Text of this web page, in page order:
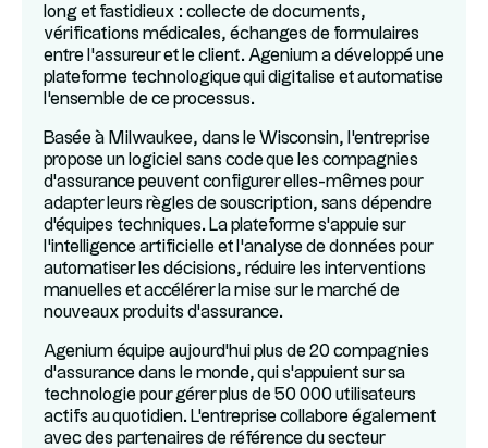
long et fastidieux : collecte de documents,
vérifications médicales, échanges de formulaires
entre l'assureur et le client. Agenium a développé une
plateforme technologique qui digitalise et automatise
l'ensemble de ce processus.
Basée à Milwaukee, dans le Wisconsin, l'entreprise
propose un logiciel sans code que les compagnies
d'assurance peuvent configurer elles-mêmes pour
adapter leurs règles de souscription, sans dépendre
d'équipes techniques. La plateforme s'appuie sur
l'intelligence artificielle et l'analyse de données pour
automatiser les décisions, réduire les interventions
manuelles et accélérer la mise sur le marché de
nouveaux produits d'assurance.
Agenium équipe aujourd'hui plus de 20 compagnies
d'assurance dans le monde, qui s'appuient sur sa
technologie pour gérer plus de 50 000 utilisateurs
actifs au quotidien. L'entreprise collabore également
avec des partenaires de référence du secteur